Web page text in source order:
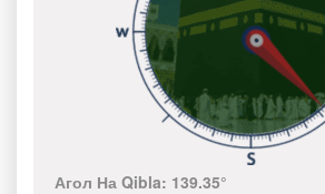
Агол На Qibla: 139.35°